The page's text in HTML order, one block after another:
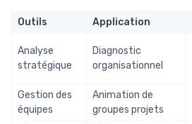
Outils Application
Analyse
stratégique
Diagnostic
organisationnel
Gestion des
équipes
Animation de
groupes projets